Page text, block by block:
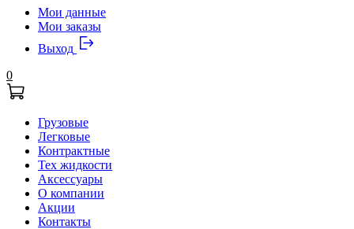
Мои данные
Мои заказы
Выход
0
Грузовые
Легковые
Контрактные
Тех жидкости
Аксессуары
О компании
Акции
Контакты